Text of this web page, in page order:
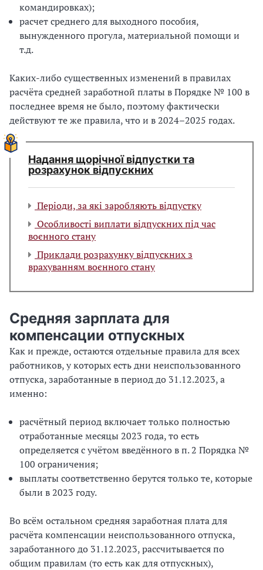
командировках);
расчет среднего для выходного пособия,
вынужденного прогула, материальной помощи и
т.д.
Каких-либо существенных изменений в правилах
расчёта средней заработной платы в Порядке № 100 в
последнее время не было, поэтому фактически
действуют те же правила, что и в 2024–2025 годах.
Надання щорічної відпустки та
розрахунок відпускних
Періоди, за які заробляють відпустку
Особливості виплати відпускних під час
воєнного стану
Приклади розрахунку відпускних з
врахуванням воєнного стану
Средняя зарплата для
компенсации отпускных
Как и прежде, остаются отдельные правила для всех
работников, у которых есть дни неиспользованного
отпуска, заработанные в период до 31.12.2023, а
именно:
расчётный период включает только полностью
отработанные месяцы 2023 года, то есть
определяется с учётом введённого в п. 2 Порядка №
100 ограничения;
выплаты соответственно берутся только те, которые
были в 2023 году.
Во всём остальном средняя заработная плата для
расчёта компенсации неиспользованного отпуска,
заработанного до 31.12.2023, рассчитывается по
общим правилам (то есть как для отпускных),